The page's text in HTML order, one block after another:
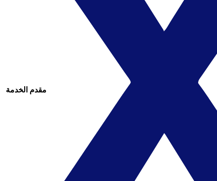
مقدم الخدمة